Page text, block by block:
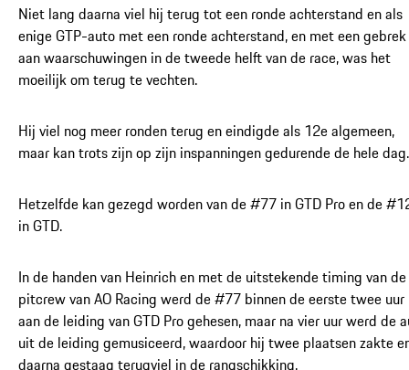
Niet lang daarna viel hij terug tot een ronde achterstand en als
enige GTP-auto met een ronde achterstand, en met een gebrek
aan waarschuwingen in de tweede helft van de race, was het
moeilijk om terug te vechten.
Hij viel nog meer ronden terug en eindigde als 12e algemeen,
maar kan trots zijn op zijn inspanningen gedurende de hele dag.
Hetzelfde kan gezegd worden van de #77 in GTD Pro en de
in GTD.
In de handen van Heinrich en met de uitstekende timing van de
pitcrew van AO Racing werd de #77 binnen de eerste twee uur
aan de leiding van GTD Pro gehesen, maar na vier uur werd de
uit de leiding gemusiceerd, waardoor hij twee plaatsen zakte
daarna gestaag terugviel in de rangschikking.